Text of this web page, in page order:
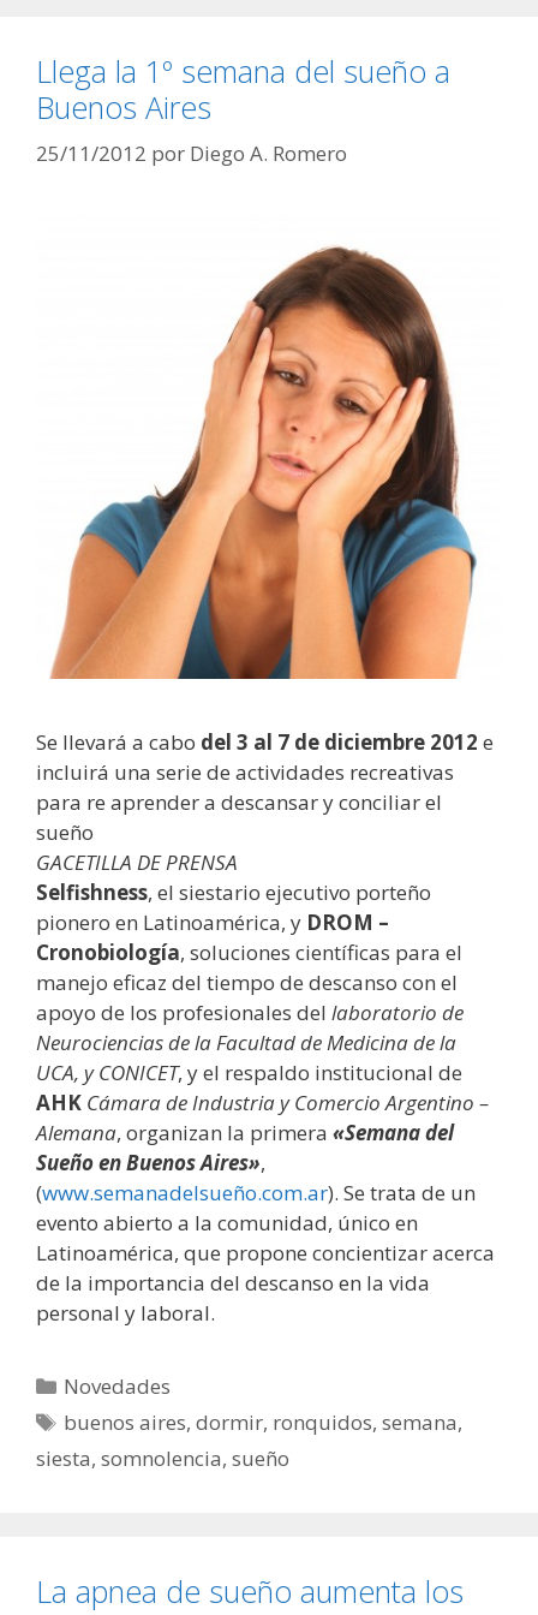
Llega la 1º semana del sueño a
Buenos Aires
25/11/2012 por Diego A. Romero
Se llevará a cabo del 3 al 7 de diciembre 2012 e
incluirá una serie de actividades recreativas
para re aprender a descansar y conciliar el
sueño
GACETILLA DE PRENSA
Selfishness, el siestario ejecutivo porteño
pionero en Latinoamérica, y DROM –
Cronobiología, soluciones científicas para el
manejo eficaz del tiempo de descanso con el
apoyo de los profesionales del laboratorio de
Neurociencias de la Facultad de Medicina de la
UCA, y CONICET, y el respaldo institucional de
AHK Cámara de Industria y Comercio Argentino –
Alemana, organizan la primera «Semana del
Sueño en Buenos Aires»,
(www.semanadelsueño.com.ar). Se trata de un
evento abierto a la comunidad, único en
Latinoamérica, que propone concientizar acerca
de la importancia del descanso en la vida
personal y laboral.
Categorías
Novedades
Etiquetas
buenos aires,dormir, ronquidos,semana,
siesta, somnolencia, sueño
La apnea de sueño aumenta los